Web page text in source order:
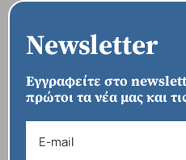
Newsletter
Εγγραφείτε στο
πρώτοι τα νέα μας και
ΑΡΧΙΚΗ ›